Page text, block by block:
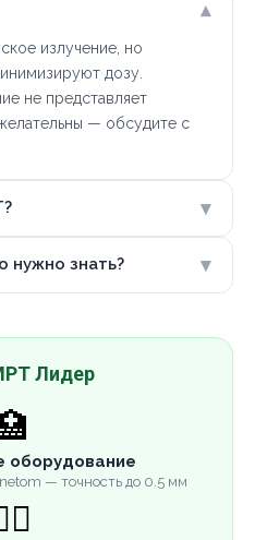
▾
излучение, но
дозу.
не представляет
— обсудите с
▾
нужно знать? ▾
Лидер
оборудование
— точность до 0.5 мм